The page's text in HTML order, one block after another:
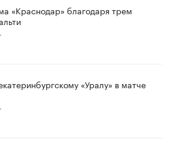
«Краснодар» благодаря трем
«Уралу» в матче